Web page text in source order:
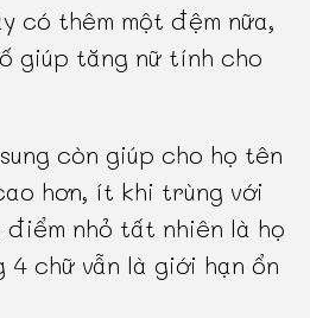
có thêm một đệm nữa,
giúp tăng nữ tính cho
còn giúp cho họ tên
hơn, ít khi trùng với
điểm nhỏ tất nhiên là họ
4 chữ vẫn là giới hạn ổn